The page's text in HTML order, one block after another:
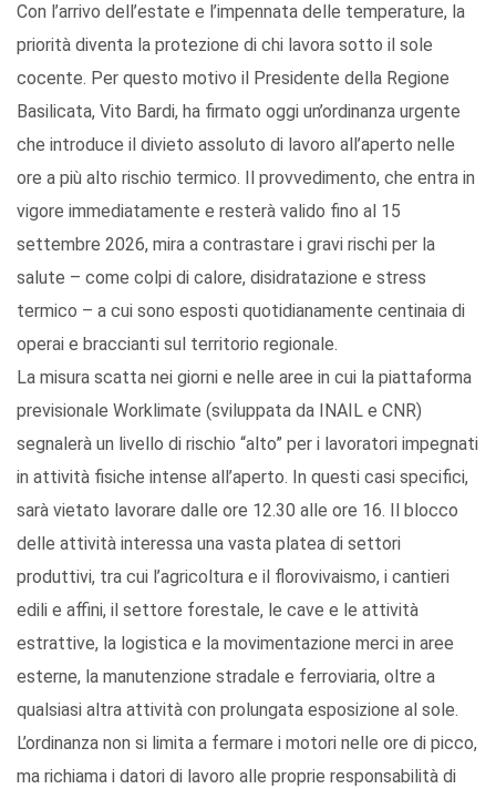
Con l’arrivo dell’estate e l’impennata delle temperature, la
priorità diventa la protezione di chi lavora sotto il sole
cocente. Per questo motivo il Presidente della Regione
Basilicata, Vito Bardi, ha firmato oggi un’ordinanza urgente
che introduce il divieto assoluto di lavoro all’aperto nelle
ore a più alto rischio termico. Il provvedimento, che entra in
vigore immediatamente e resterà valido fino al 15
settembre 2026, mira a contrastare i gravi rischi per la
salute – come colpi di calore, disidratazione e stress
termico – a cui sono esposti quotidianamente centinaia di
operai e braccianti sul territorio regionale.
La misura scatta nei giorni e nelle aree in cui la piattaforma
previsionale Worklimate (sviluppata da INAIL e CNR)
segnalerà un livello di rischio “alto” per i lavoratori impegnati
in attività fisiche intense all’aperto. In questi casi specifici,
sarà vietato lavorare dalle ore 12.30 alle ore 16. Il blocco
delle attività interessa una vasta platea di settori
produttivi, tra cui l’agricoltura e il florovivaismo, i cantieri
edili e affini, il settore forestale, le cave e le attività
estrattive, la logistica e la movimentazione merci in aree
esterne, la manutenzione stradale e ferroviaria, oltre a
qualsiasi altra attività con prolungata esposizione al sole.
L’ordinanza non si limita a fermare i motori nelle ore di picco,
ma richiama i datori di lavoro alle proprie responsabilità di